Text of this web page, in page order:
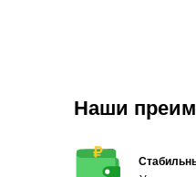
Наши